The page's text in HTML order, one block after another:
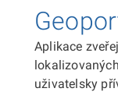
Aplikace
uživatelsky